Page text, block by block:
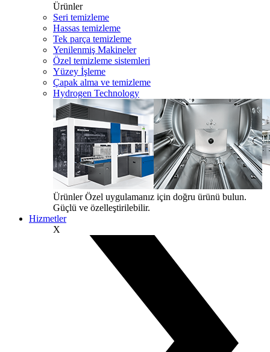
Ürünler
Seri temizleme
Hassas temizleme
Tek parça temizleme
Yenilenmiş Makineler
Özel temizleme sistemleri
Yüzey İşleme
Çapak alma ve temizleme
Hydrogen Technology
ÜrünlerÖzel uygulamanız için doğru ürünü bulun.
Güçlü ve özelleştirilebilir.
Hizmetler
X